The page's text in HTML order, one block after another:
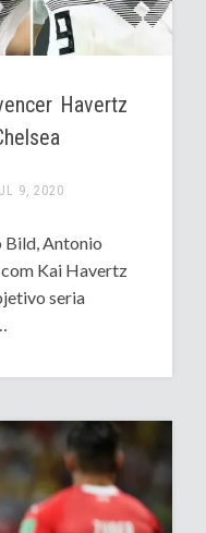
Havertz
9, 2020
Bild, Antonio
Kai Havertz
seria